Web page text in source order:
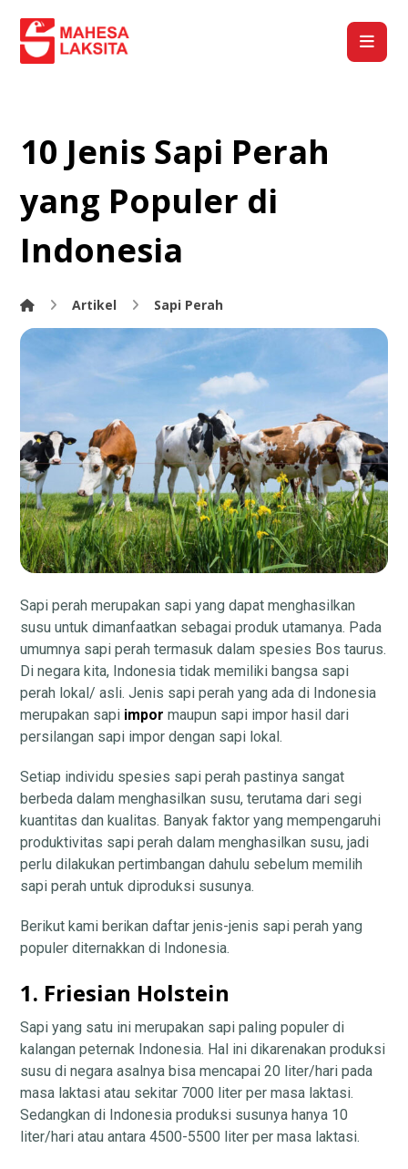
10 Jenis Sapi Perah
yang Populer di
Indonesia
Artikel Sapi Perah
Sapi perah merupakan sapi yang dapat menghasilkan
susu untuk dimanfaatkan sebagai produk utamanya. Pada
umumnya sapi perah termasuk dalam spesies Bos taurus.
Di negara kita, Indonesia tidak memiliki bangsa sapi
perah lokal/ asli. Jenis sapi perah yang ada di Indonesia
merupakan sapi impor maupun sapi impor hasil dari
persilangan sapi impor dengan sapi lokal.
Setiap individu spesies sapi perah pastinya sangat
berbeda dalam menghasilkan susu, terutama dari segi
kuantitas dan kualitas. Banyak faktor yang mempengaruhi
produktivitas sapi perah dalam menghasilkan susu, jadi
perlu dilakukan pertimbangan dahulu sebelum memilih
sapi perah untuk diproduksi susunya.
Berikut kami berikan daftar jenis-jenis sapi perah yang
populer diternakkan di Indonesia.
1. Friesian Holstein
Sapi yang satu ini merupakan sapi paling populer di
kalangan peternak Indonesia. Hal ini dikarenakan produksi
susu di negara asalnya bisa mencapai 20 liter/hari pada
masa laktasi atau sekitar 7000 liter per masa laktasi.
Sedangkan di Indonesia produksi susunya hanya 10
liter/hari atau antara 4500-5500 liter per masa laktasi.